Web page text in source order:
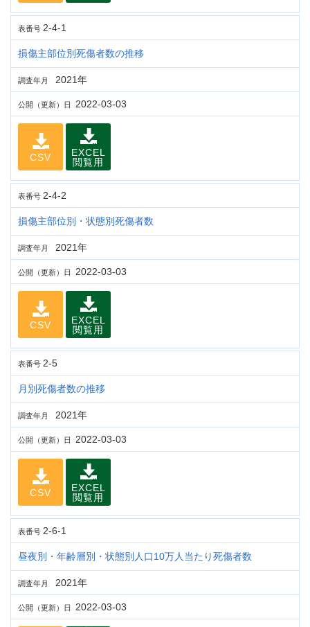
表番号 2-4-1
損傷主部位別死傷者数の推移
調査年月 2021年
公開（更新）日 2022-03-03
CSV
EXCEL
閲覧用
表番号 2-4-2
損傷主部位別・状態別死傷者数
調査年月 2021年
公開（更新）日 2022-03-03
CSV
EXCEL
閲覧用
表番号 2-5
月別死傷者数の推移
調査年月 2021年
公開（更新）日 2022-03-03
CSV
EXCEL
閲覧用
表番号 2-6-1
昼夜別・年齢層別・状態別人口10万人当たり死傷者数
調査年月 2021年
公開（更新）日 2022-03-03